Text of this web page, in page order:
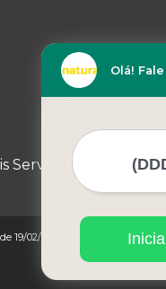
Serviços
19/02/1998)
Olá!